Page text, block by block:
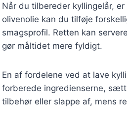
Når du tilbereder kyllingelår,
olivenolie kan du tilføje
smagsprofil. Retten kan
gør måltidet mere fyldigt.
En af fordelene ved at lave
forberede ingredienserne,
tilbehør eller slappe af, mens